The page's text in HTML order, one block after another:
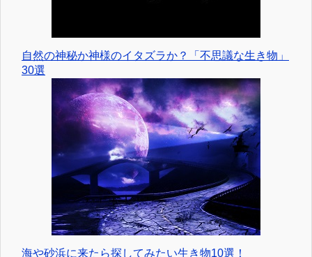
自然の神秘か神様のイタズラか？「不思議な生き物」
30選
海や砂浜に来たら探してみたい生き物10選！